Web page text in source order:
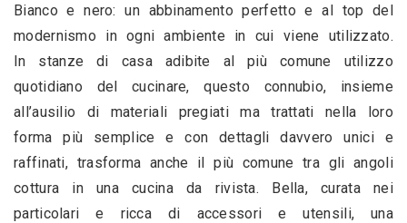
Bianco e nero: un abbinamento perfetto e al top del
modernismo in ogni ambiente in cui viene utilizzato.
In stanze di casa adibite al più comune utilizzo
quotidiano del cucinare, questo connubio, insieme
all’ausilio di materiali pregiati ma trattati nella loro
forma più semplice e con dettagli davvero unici e
raffinati, trasforma anche il più comune tra gli angoli
cottura in una cucina da rivista. Bella, curata nei
particolari e ricca di accessori e utensili, una